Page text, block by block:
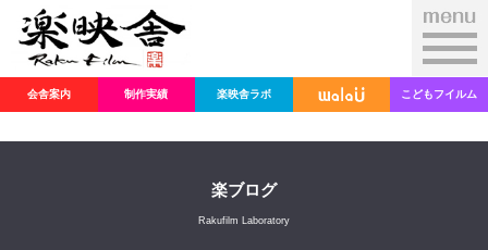
会舎案内 制作実績 楽映舎ラボ こどもフイルム
楽ブログ
Rakufilm Laboratory